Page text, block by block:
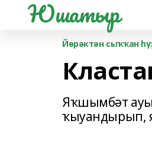
Юшатыр
Йөрәктән сыҡҡан
Яҡшымбәт
ҡыуандырып,